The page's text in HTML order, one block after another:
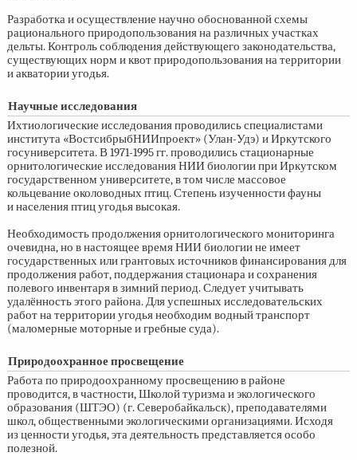
Разработка и осуществление научно обоснованной схемы
рационального природопользования на различных участках
дельты. Контроль соблюдения действующего законодательства,
существующих норм и квот природопользования на территории
и акватории угодья.
Научные исследования
Ихтиологические исследования проводились специалистами
института «ВостсибрыбНИИпроект» (Улан-Удэ) и Иркутского
госуниверситета. В1971-1995 гг.проводились стационарные
орнитологические исследования НИИ биологии при Иркутском
государственном университете, в том числе массовое
кольцевание околоводных птиц. Степень изученности фауны
и населения птиц угодья высокая.
Необходимость продолжения орнитологического мониторинга
очевидна, но в настоящее время НИИ биологии не имеет
государственных или грантовых источников финансирования для
продолжения работ, поддержания стационара и сохранения
полевого инвентаря в зимний период. Следует учитывать
удалённость этого района. Для успешных исследовательских
работ на территории угодья необходим водный транспорт
(маломерные моторные и гребные суда).
Природоохранное просвещение
Работа по природоохранному просвещению в районе
проводится, в частности, Школой туризма и экологического
образования (ШТЭО) (г. Северобайкальск), преподавателями
школ, общественными экологическими организациями. Исходя
из ценности угодья, эта деятельность представляется особо
полезной.